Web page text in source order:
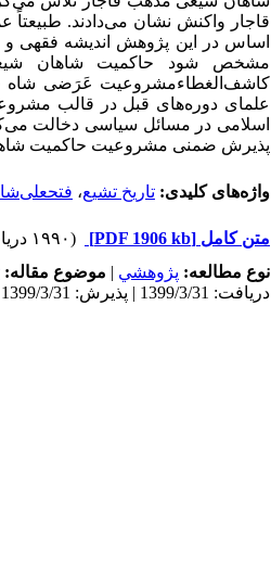
قاجار واکنش نشان می‌دادند. طبیعتاً
اساس در این پژوهش اندیشه فقهی و
مشخص شود حاکمیت
شاهان
کاشف‌الغطاءمشروعیت عَرَضی شاه
علمای دوره‌های قبل در قالب
‌اسلامی در مسائل سیاسی دخالت
پذیرش ضمنی مشروعیت حاکمیت
واژه‌های کلیدی: تاریخ تشیع،
متن کامل [PDF 1906 kb]
(۱۹۹۰ دریافت)
نوع مطالعه: پژوهشي | موضوع مقاله:
دریافت: 1399/3/31 | پذیرش: 1399/3/31